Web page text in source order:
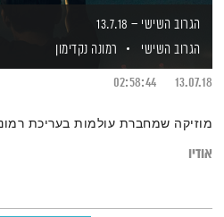
הגרוב השישי – 13.7.18
הגרוב השישי
רמונה נקדימון
13.07.18
02:58:44
מוזיקה שמחברת עולמות בעריכת
אודיו